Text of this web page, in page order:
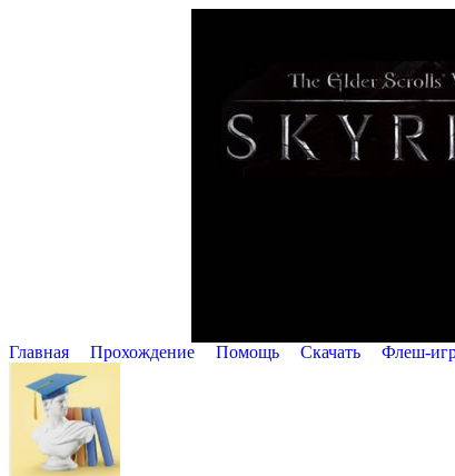
Главная Прохождение Помощь Cкачать Флеш-